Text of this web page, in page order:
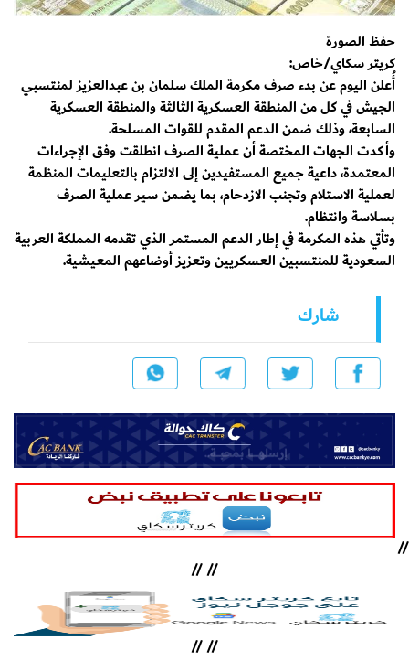
حفظ الصورة
كريتر سكاي/خاص:
أُعلن اليوم عن بدء صرف مكرمة الملك سلمان بن عبدالعزيز لمنتسبي
الجيش في كل من المنطقة العسكرية الثالثة والمنطقة العسكرية
السابعة، وذلك ضمن الدعم المقدم للقوات المسلحة.
وأكدت الجهات المختصة أن عملية الصرف انطلقت وفق الإجراءات
المعتمدة، داعية جميع المستفيدين إلى الالتزام بالتعليمات المنظمة
لعملية الاستلام وتجنب الازدحام، بما يضمن سير عملية الصرف
بسلاسة وانتظام.
وتأتي هذه المكرمة في إطار الدعم المستمر الذي تقدمه المملكة العربية
السعودية للمنتسبين العسكريين وتعزيز أوضاعهم المعيشية.
شارك
//
//
//
//
//